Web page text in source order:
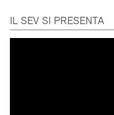
IL SEV SI PRESENTA